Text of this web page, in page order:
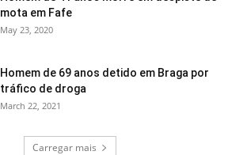
mota em Fafe
May 23, 2020
Homem de 69 anos detido em Braga por
tráfico de droga
March 22, 2021
Carregar mais